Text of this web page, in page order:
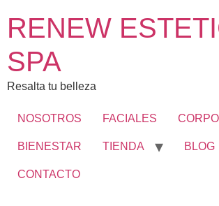
RENEW
SPA
Resalta tu belleza
NOSOTROS FACIALES
BIENESTAR TIENDA BLOG
CONTACTO